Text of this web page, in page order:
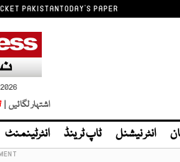
PAKISTANTODAY'S PAPER
اشتہار لگائیں |
انٹر نیشنل ٹاپ ٹرینڈ انٹرٹینمنٹ